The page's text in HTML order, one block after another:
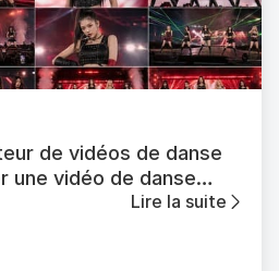
de vidéos de danse
une vidéo de danse
Lire la suite